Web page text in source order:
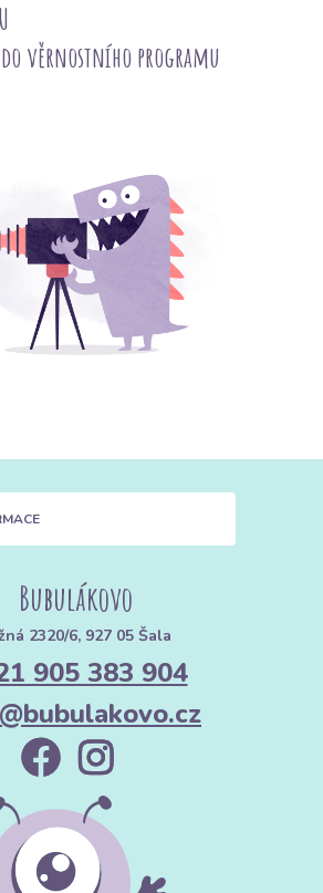
do věrnostního programu
Bubulákovo
2320/6, 927 05 Šala
905 383 904